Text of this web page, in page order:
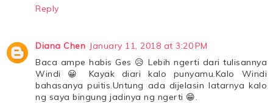
Reply
Diana Chen January 11, 2018 at 3:20 PM
Baca ampe habis Ges 😥 Lebih ngerti dari tulisannya
Windi 😀 Kayak diari kalo punyamu.Kalo Windi
bahasanya puitis.Untung ada dijelasin latarnya kalo
ng saya bingung jadinya ng ngerti 😁.